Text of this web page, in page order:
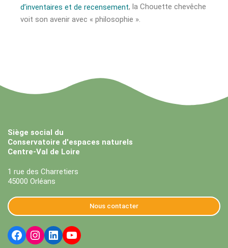
d’inventaires et de recensement, la Chouette chevêche
voit son avenir avec « philosophie ».
Siège social du
Conservatoire d'espaces naturels
Centre-Val de Loire
1 rue des Charretiers
45000 Orléans
Nous contacter